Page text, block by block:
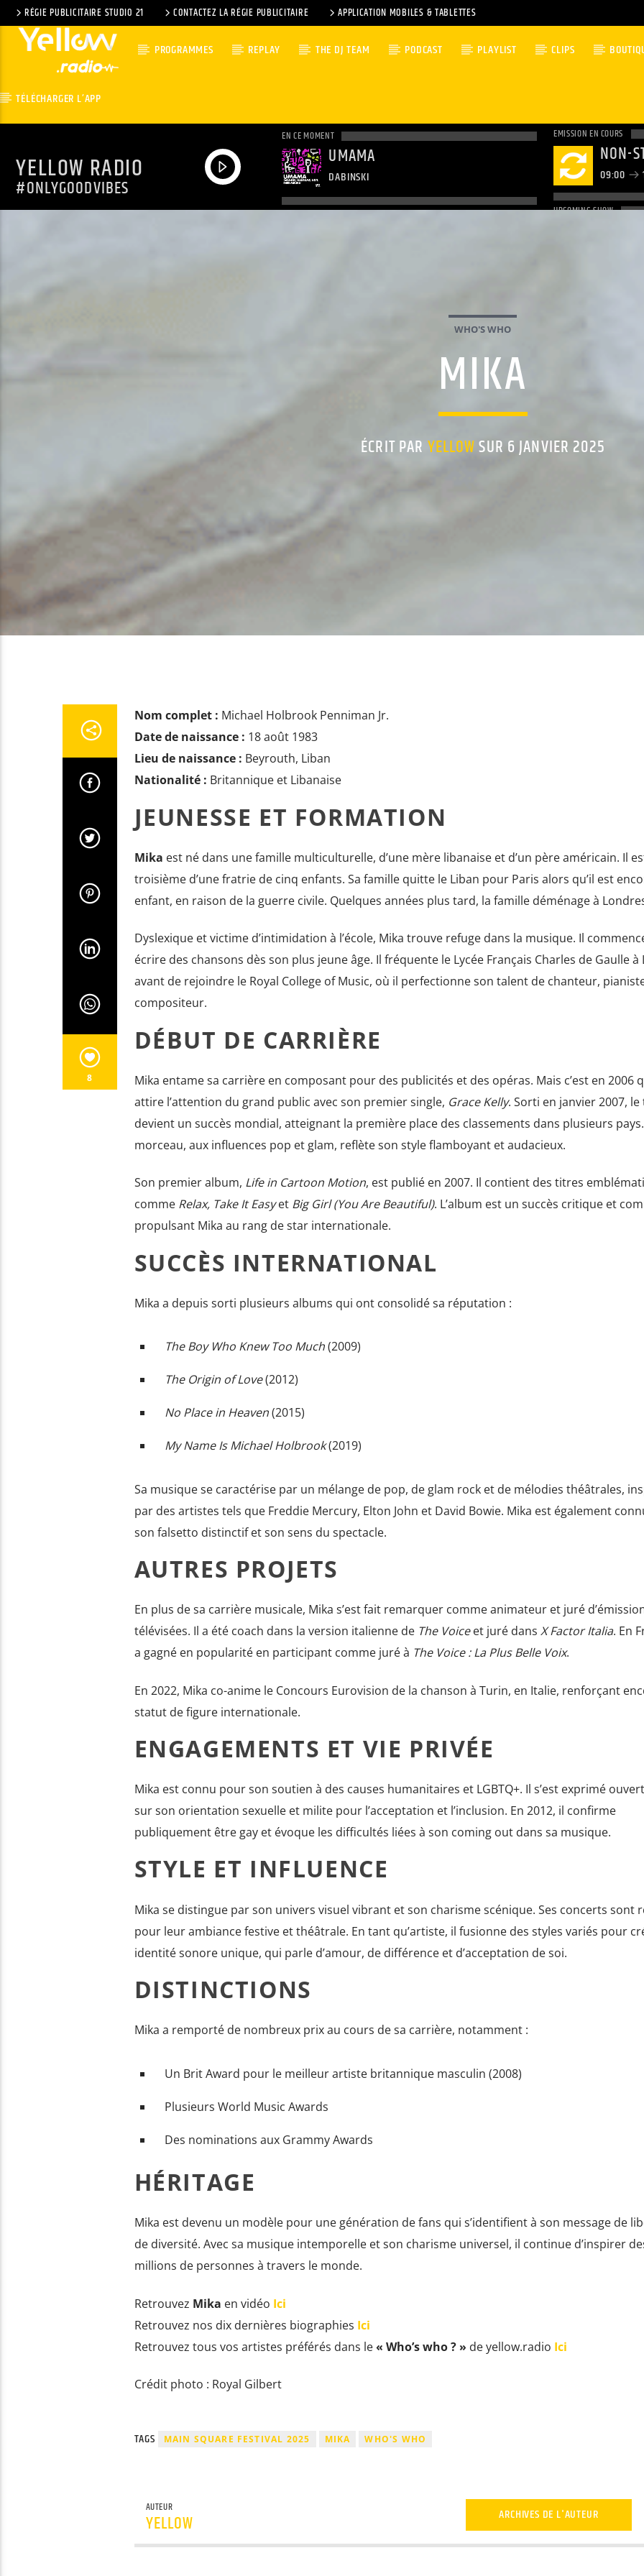
RÉGIE PUBLICITAIRE STUDIO 21 CONTACTEZ LA RÉGIE PUBLICITAIRE APPLICATION MOBILES & TABLETTES
PROGRAMMES REPLAY THE DJ TEAM PODCAST PLAYLIST CLIPS
TÉLÉCHARGER L’APP
YELLOW RADIO
#ONLYGOODVIBES
EN CE MOMENT
UMAMA
DABINSKI
EMISSION EN COURS
NON-
09:00
UPCOMING SHOW
WHO'S WHO
MIKA
ÉCRIT PAR YELLOWSUR 6 JANVIER 2025
8
Nom complet : Michael Holbrook Penniman Jr.
Date de naissance : 18 août 1983
Lieu de naissance : Beyrouth, Liban
Nationalité : Britannique et Libanaise
JEUNESSE ET FORMATION
Mika est né dans une famille multiculturelle, d’une mère libanaise et d’un père américain. Il
troisième d’une fratrie de cinq enfants. Sa famille quitte le Liban pour Paris alors qu’il est
enfant, en raison de la guerre civile. Quelques années plus tard, la famille déménage à
Dyslexique et victime d’intimidation à l’école, Mika trouve refuge dans la musique. Il
écrire des chansons dès son plus jeune âge. Il fréquente le Lycée Français Charles de Gaulle à
avant de rejoindre le Royal College of Music, où il perfectionne son talent de chanteur,
compositeur.
DÉBUT DE CARRIÈRE
Mika entame sa carrière en composant pour des publicités et des opéras. Mais c’est en 2006
attire l’attention du grand public avec son premier single, Grace Kelly. Sorti en janvier 2007,
devient un succès mondial, atteignant la première place des classements dans plusieurs
morceau, aux influences pop et glam, reflète son style flamboyant et audacieux.
Son premier album, Life in Cartoon Motion, est publié en 2007. Il contient des titres
comme Relax, Take It Easyet Big Girl (You Are Beautiful). L’album est un succès critique et
propulsant Mika au rang de star internationale.
SUCCÈS INTERNATIONAL
Mika a depuis sorti plusieurs albums qui ont consolidé sa réputation :
The Boy Who Knew Too Much(2009)
The Origin of Love(2012)
No Place in Heaven(2015)
My Name Is Michael Holbrook(2019)
Sa musique se caractérise par un mélange de pop, de glam rock et de mélodies théâtrales,
par des artistes tels que Freddie Mercury, Elton John et David Bowie. Mika est également
son falsetto distinctif et son sens du spectacle.
AUTRES PROJETS
En plus de sa carrière musicale, Mika s’est fait remarquer comme animateur et juré
télévisées. Il a été coach dans la version italienne de The Voiceet juré dans X Factor Italia. En
a gagné en popularité en participant comme juré à The Voice : La Plus Belle Voix.
En 2022, Mika co-anime le Concours Eurovision de la chanson à Turin, en Italie, renforçant
statut de figure internationale.
ENGAGEMENTS ET VIE PRIVÉE
Mika est connu pour son soutien à des causes humanitaires et LGBTQ+. Il s’est exprimé
sur son orientation sexuelle et milite pour l’acceptation et l’inclusion. En 2012, il confirme
publiquement être gay et évoque les difficultés liées à son coming out dans sa musique.
STYLE ET INFLUENCE
Mika se distingue par son univers visuel vibrant et son charisme scénique. Ses concerts sont
pour leur ambiance festive et théâtrale. En tant qu’artiste, il fusionne des styles variés pour
identité sonore unique, qui parle d’amour, de différence et d’acceptation de soi.
DISTINCTIONS
Mika a remporté de nombreux prix au cours de sa carrière, notamment :
Un Brit Award pour le meilleur artiste britannique masculin (2008)
Plusieurs World Music Awards
Des nominations aux Grammy Awards
HÉRITAGE
Mika est devenu un modèle pour une génération de fans qui s’identifient à son message de
de diversité. Avec sa musique intemporelle et son charisme universel, il continue d’inspirer
millions de personnes à travers le monde.
Retrouvez Mika en vidéo Ici
Retrouvez nos dix dernières biographies Ici
Retrouvez tous vos artistes préférés dans le« Who’s who ? » de yellow.radio Ici
Crédit photo : Royal Gilbert
TAGS MAIN SQUARE FESTIVAL 2025 MIKA WHO'S WHO
AUTEUR
YELLOW ARCHIVES DE L'AUTEUR